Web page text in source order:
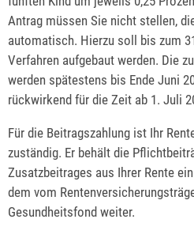
Antrag müssen Sie nicht stellen,
automatisch. Hierzu soll bis zum
Verfahren aufgebaut werden. Die
werden spätestens bis Ende Juni
rückwirkend für die Zeit ab 1. Juli
Für die Beitragszahlung ist Ihr
zuständig. Er behält die
Zusatzbeitrages aus Ihrer Rente
dem vom
Gesundheitsfond weiter.